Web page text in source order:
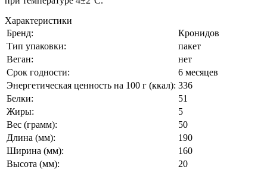
Характеристики
Бренд:
Кронидов
Тип упаковки:
пакет
Веган:
нет
Срок годности:
6 месяцев
Энергетическая ценность на 100 г (ккал): 336
Белки:
51
Жиры:
5
Вес (грамм):
50
Длина (мм):
190
Ширина (мм):
160
Высота (мм):
20